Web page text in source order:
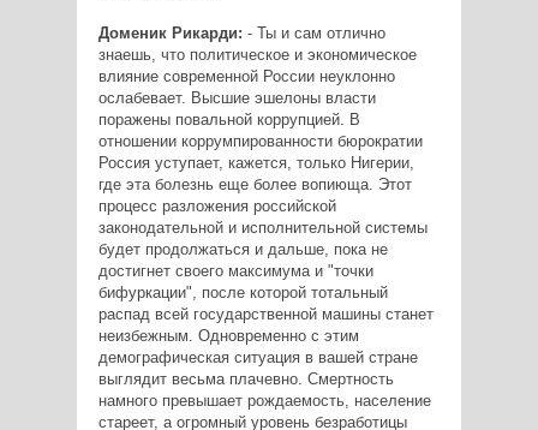
Доменик Рикарди: - Ты и сам отлично
знаешь, что политическое и экономическое
влияние современной России неуклонно
ослабевает. Высшие эшелоны власти
поражены повальной коррупцией. В
отношении коррумпированности бюрократии
Россия уступает, кажется, только Нигерии,
где эта болезнь еще более вопиюща. Этот
процесс разложения российской
законодательной и исполнительной системы
будет продолжаться и дальше, пока не
достигнет своего максимума и "точки
бифуркации", после которой тотальный
распад всей государственной машины станет
неизбежным. Одновременно с этим
демографическая ситуация в вашей стране
выглядит весьма плачевно. Смертность
намного превышает рождаемость, население
стареет, а огромный уровень безработицы